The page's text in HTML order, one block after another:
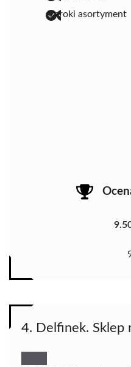
szeroki asortyment
4. Delfinek. Sklep